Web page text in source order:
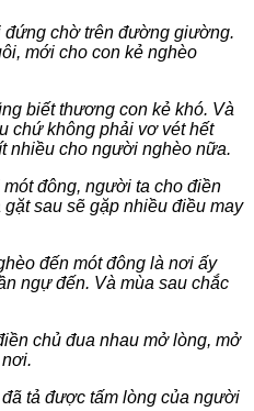
đứng chờ trên đường giường.
mới cho con kẻ nghèo
biết thương con kẻ khó. Và
chứ không phải vơ vét hết
nhiều cho người nghèo nữa.
đông, người ta cho điền
sau sẽ gặp nhiều điều may
đến mót đông là nơi ấy
ngự đến. Và mùa sau chắc
chủ đua nhau mở lòng, mở
tả được tấm lòng của người